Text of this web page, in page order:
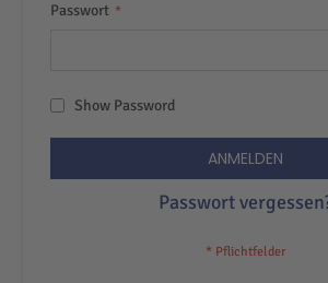
Passwort
Show Password
ANMELDEN
Passwort